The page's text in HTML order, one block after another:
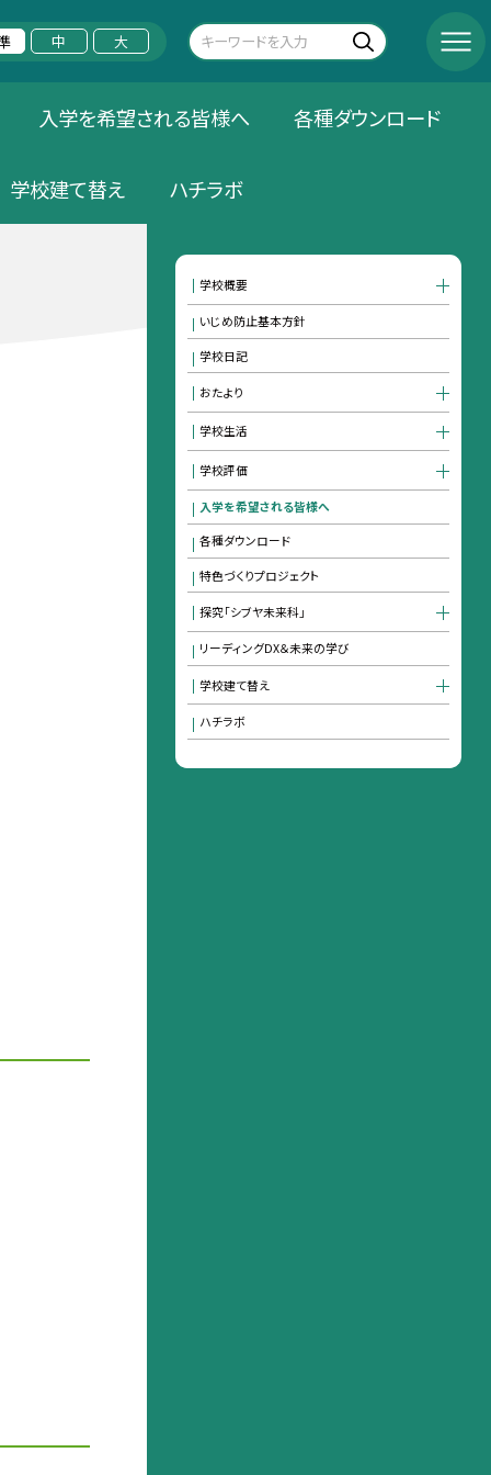
中 大
入学を希望される皆様へ 各種ダウンロード
学校建て替え ハチラボ
学校概要
いじめ防止基本方針
学校日記
おたより
学校生活
学校評価
入学を希望される皆様へ
各種ダウンロード
特色づくりプロジェクト
探究「シブヤ未来科」
リーディングDX＆未来の学び
学校建て替え
ハチラボ